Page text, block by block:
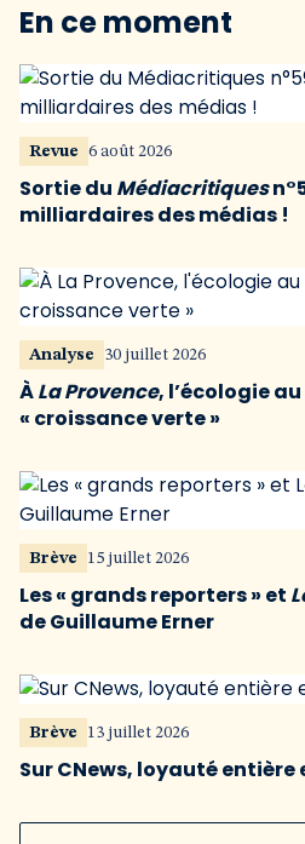
En ce moment
Revue 6 août 2026
Sortie du Médiacritiques
milliardaires des médias !
Analyse 30 juillet 2026
ÀLa Provence, l’écologie
« croissance verte »
Brève 15 juillet 2026
Les « grands reporters » et
de Guillaume Erner
Brève 13 juillet 2026
Sur CNews, loyauté entière